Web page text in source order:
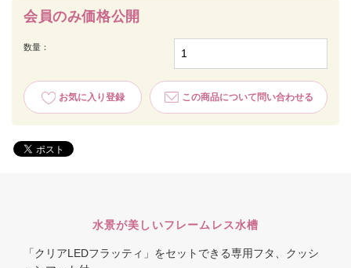
会員のみ価格公開
数量：
お気に入り登録 この商品について問い合わせる
水景が美しいフレームレス水槽
「クリアLEDフラッティ」をセットできる専用フタ、クッシ